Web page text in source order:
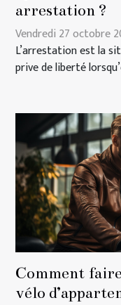
arrestation ?
Vendredi 27 octobre
L’arrestation est la
prive de liberté
Comment
vélo